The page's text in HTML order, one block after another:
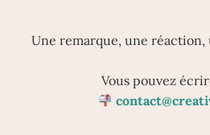
Une remarque, une
Vous pouvez